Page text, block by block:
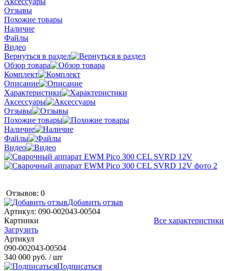
Отзывы
Похожие товары
Наличие
Файлы
Видео
Вернуться в раздел
Обзор товара
Комплект
Описание
Характеристики
Аксессуары
Отзывы
Похожие товары
Наличие
Файлы
Видео
Отзывов: 0
Добавить отзыв
Артикул: 090-002043-00504
Все характеристики
Картинки
Загрузить
Артикул
090-002043-00504
340 000 руб. / шт
Подписаться